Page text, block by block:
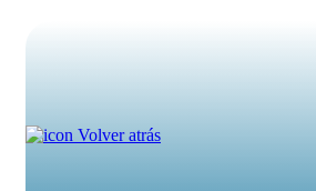
Volver atrás